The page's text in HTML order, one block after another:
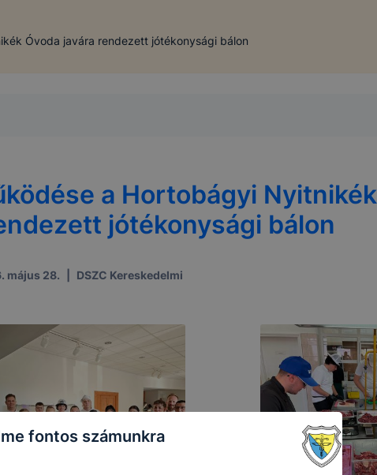
Óvoda javára rendezett jótékonysági bálon
a Hortobágyi Nyitnikék
jótékonysági bálon
május 28. DSZC Kereskedelmi
fontos számunkra